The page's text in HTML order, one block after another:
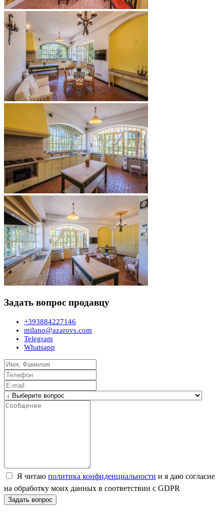
Задать вопрос продавцу
+393884227146
milano@azarovs.com
Telegram
Whatsapp
Я читаю политика конфиденциальности и я даю согласие
на обработку моих данных в соответствии с GDPR
Задать вопрос